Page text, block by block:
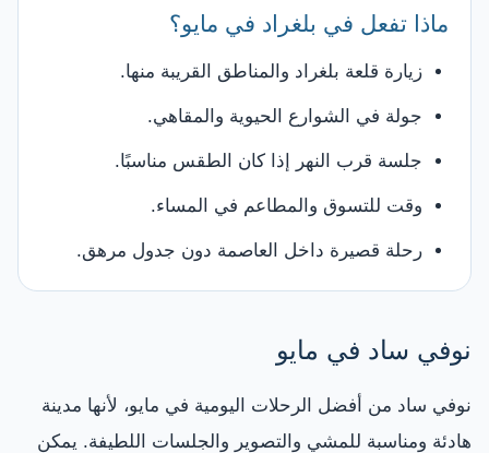
ماذا تفعل في بلغراد في مايو؟
زيارة قلعة بلغراد والمناطق القريبة منها.
جولة في الشوارع الحيوية والمقاهي.
جلسة قرب النهر إذا كان الطقس مناسبًا.
وقت للتسوق والمطاعم في المساء.
رحلة قصيرة داخل العاصمة دون جدول مرهق.
نوفي ساد في مايو
نوفي ساد من أفضل الرحلات اليومية في مايو، لأنها مدينة
هادئة ومناسبة للمشي والتصوير والجلسات اللطيفة. يمكن